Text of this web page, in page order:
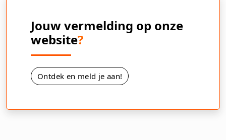
Jouw vermelding op onze
website?
Ontdek en meld je aan!